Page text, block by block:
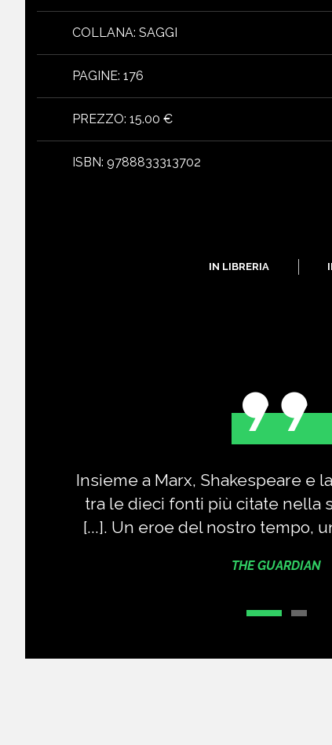
COLLANA: SAGGI
PAGINE: 176
PREZZO: 15.00 €
ISBN: 9788833313702
IN LIBRERIA
Insieme a Marx, Shakespeare e
tra le dieci fonti più citate nella
[...]. Un eroe del nostro tempo,
THE GUARDIAN